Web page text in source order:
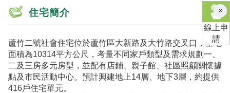
住宅簡介
蘆竹二號社會住宅位於蘆竹區大新路及大竹路交叉口，基地
面積為10314平方公尺，考量不同家戶類型及需求規劃一、
二及三房多元房型，並配有店鋪、親子館、社區照顧關懷據
點及市民活動中心。預計興建地上14層、地下3層，約提供
416戶住宅單元。
×關
閉
線上申
請